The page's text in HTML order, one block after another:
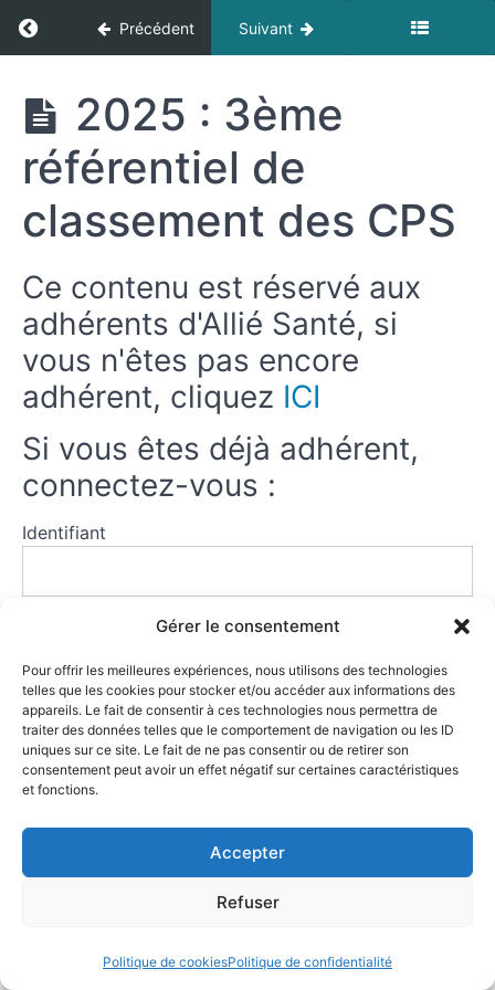
Gérer le consentement
Pour offrir les meilleures expériences, nous utilisons des technologies
telles que les cookies pour stocker et/ou accéder aux informations des
appareils. Le fait de consentir à ces technologies nous permettra de
traiter des données telles que le comportement de navigation ou les ID
uniques sur ce site. Le fait de ne pas consentir ou de retirer son
consentement peut avoir un effet négatif sur certaines caractéristiques
et fonctions.
Accepter
Refuser
Politique de cookiesPolitique de confidentialité
Retour à thèmes: Les concepts de la santé
Précédent Suivant
Les
concepts
de la
santé
Ressources
MODULE
Vision
élargie
la
médecine
du
Pourquoi
parler
de santé
?
Santé
quoi
2025 : 3ème
référentiel de
classement des CPS
Ce contenu est réservé aux
adhérents d'Allié Santé, si
vous n'êtes pas encore
adhérent, cliquez ICI
Si vous êtes déjà adhérent,
connectez-vous :
Identifiant
Se souvenir de moi